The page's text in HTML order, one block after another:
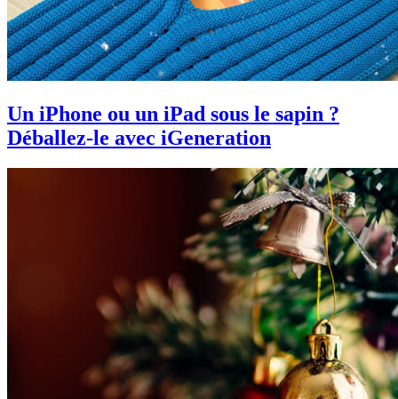
Un iPhone ou un iPad sous le sapin ?
Déballez-le avec iGeneration